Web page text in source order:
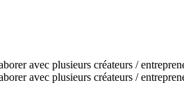
avec plusieurs créateurs /
avec plusieurs créateurs /